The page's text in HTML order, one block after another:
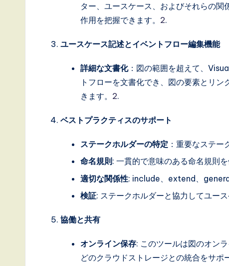
ター、ユースケース、およびそれらの
作用を把握できます。 2.
ユースケース記述とイベントフロー編集機能
詳細な文書化：図の範囲を超えて、
トフローを文書化でき、図の要素とリ
きます。 2.
ベストプラクティスのサポート
ステークホルダーの特定 ：重要なステー
命名規則 : 一貫的で意味のある命名規則を
適切な関係性: include、extend、
検証: ステークホルダーと協力してユー
協働と共有
オンライン保存: このツールは図のオン
どのクラウドストレージとの統合をサ